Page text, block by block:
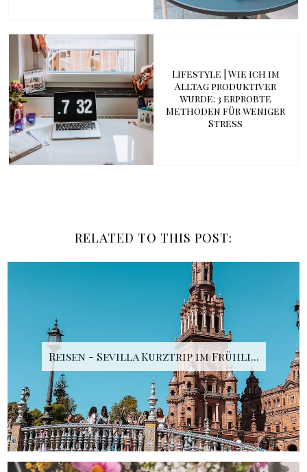
Lifestyle | Wie ich im
Alltag produktiver
wurde: 3 erprobte
Methoden für weniger
Stress
RELATED TO THIS POST:
Reisen - Sevilla Kurztrip im Frühli...